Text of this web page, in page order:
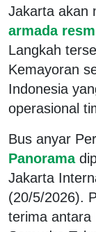
Jakarta akan
armada
Langkah
Kemayoran
Indonesia
operasional
Bus anyar
Panorama
Jakarta
(20/5/2026).
terima antara